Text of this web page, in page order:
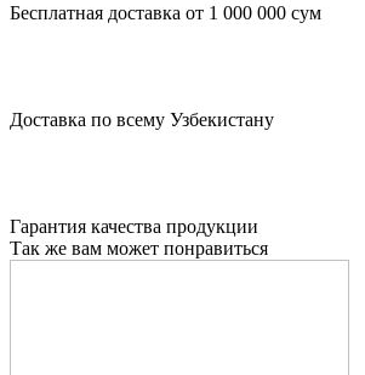
Бесплатная доставка от 1 000 000 сум
Доставка по всему Узбекистану
Гарантия качества продукции
Так же вам может понравиться